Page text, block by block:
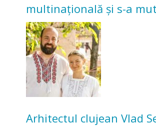
multinațională și s-a
Acum cultivă legume în
bunicilor
Arhitectul clujean Vlad